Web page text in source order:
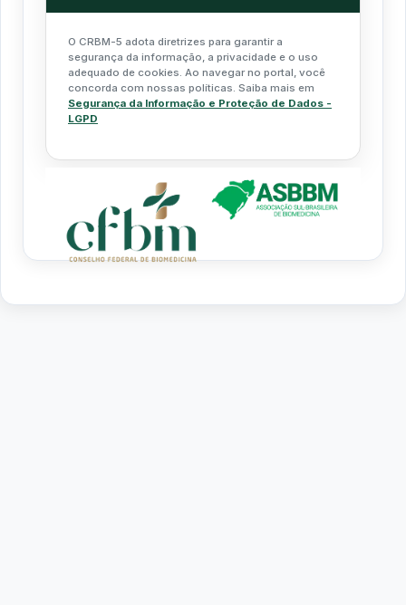
O CRBM-5 adota diretrizes para garantir a
segurança da informação, a privacidade e o uso
adequado de cookies. Ao navegar no portal, você
concorda com nossas políticas. Saiba mais em
Segurança da Informação e Proteção de Dados -
LGPD